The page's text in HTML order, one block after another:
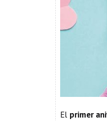
El primer